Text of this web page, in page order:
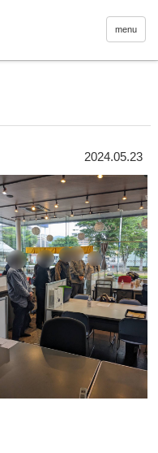
愛まん
menu
2024.05.23